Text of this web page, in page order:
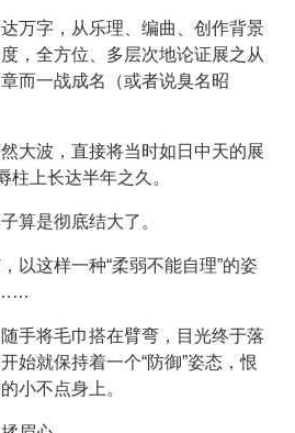
万字，从乐理、编曲、创作背景
，全方位、多层次地论证展之从
而一战成名（或者说臭名昭
大波，直接将当时如日中天的展
柱上长达半年之久。
算是彻底结大了。
以这样一种“柔弱不能自理”的姿
……
手将毛巾搭在臂弯，目光终于落
始就保持着一个“防御”姿态，恨
小不点身上。